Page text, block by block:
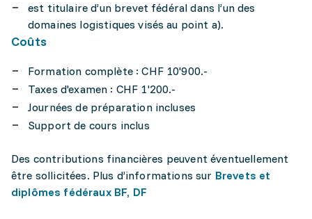
est titulaire d’un brevet fédéral dans l’un des
domaines logistiques visés au point a).
Coûts
Formation complète : CHF 10'900.-
Taxes d'examen : CHF 1'200.-
Journées de préparation incluses
Support de cours inclus
Des contributions financières peuvent éventuellement
être sollicitées. Plus d’informations sur Brevets et
diplômes fédéraux BF, DF